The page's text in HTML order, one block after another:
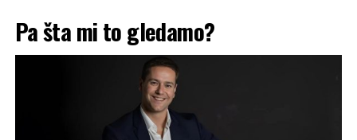
Pa šta mi to gledamo?